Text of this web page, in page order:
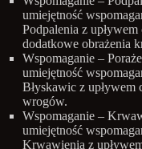
umiejętność
Podpalenia z
dodatkowe obrażenia
Wspomaganie –
umiejętność
Błyskawic z upływem
wrogów.
Wspomaganie –
umiejętność
Krwawienia z